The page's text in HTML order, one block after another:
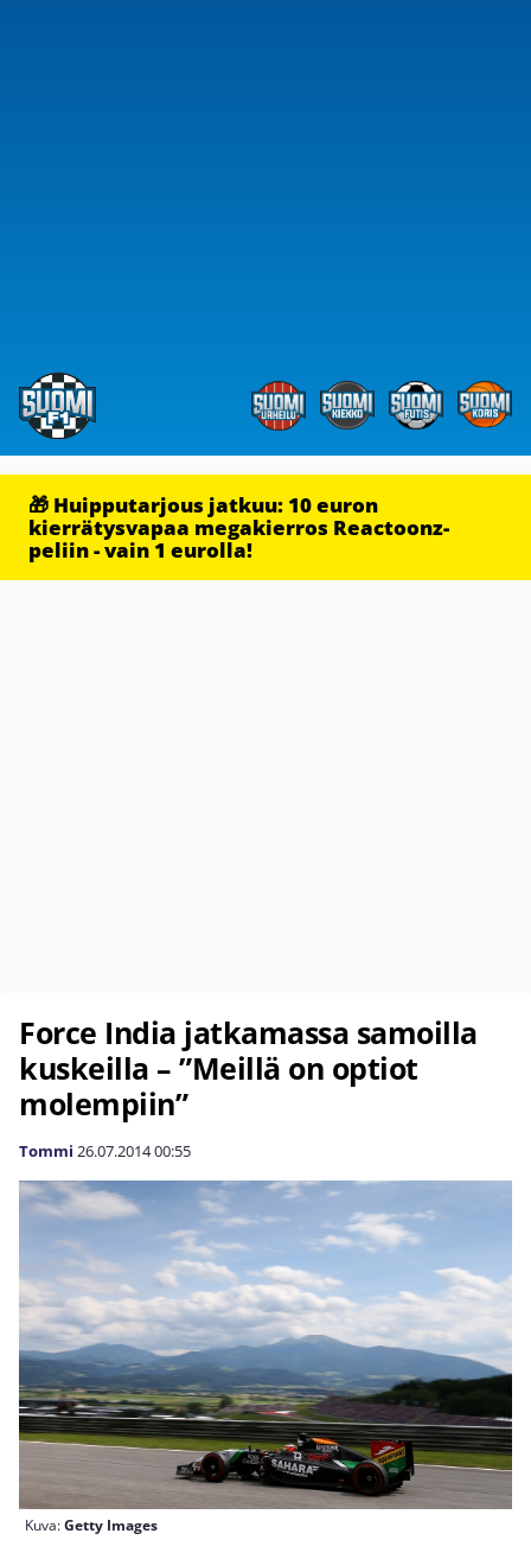
🎁 Huipputarjous jatkuu: 10 euron
kierrätysvapaa megakierros Reactoonz-
peliin - vain 1 eurolla!
Force India jatkamassa samoilla
kuskeilla – ”Meillä on optiot
molempiin”
Tommi 26.07.201400:55
Kuva:Getty Images